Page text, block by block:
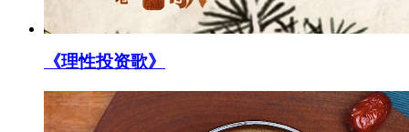
《理性投资歌》